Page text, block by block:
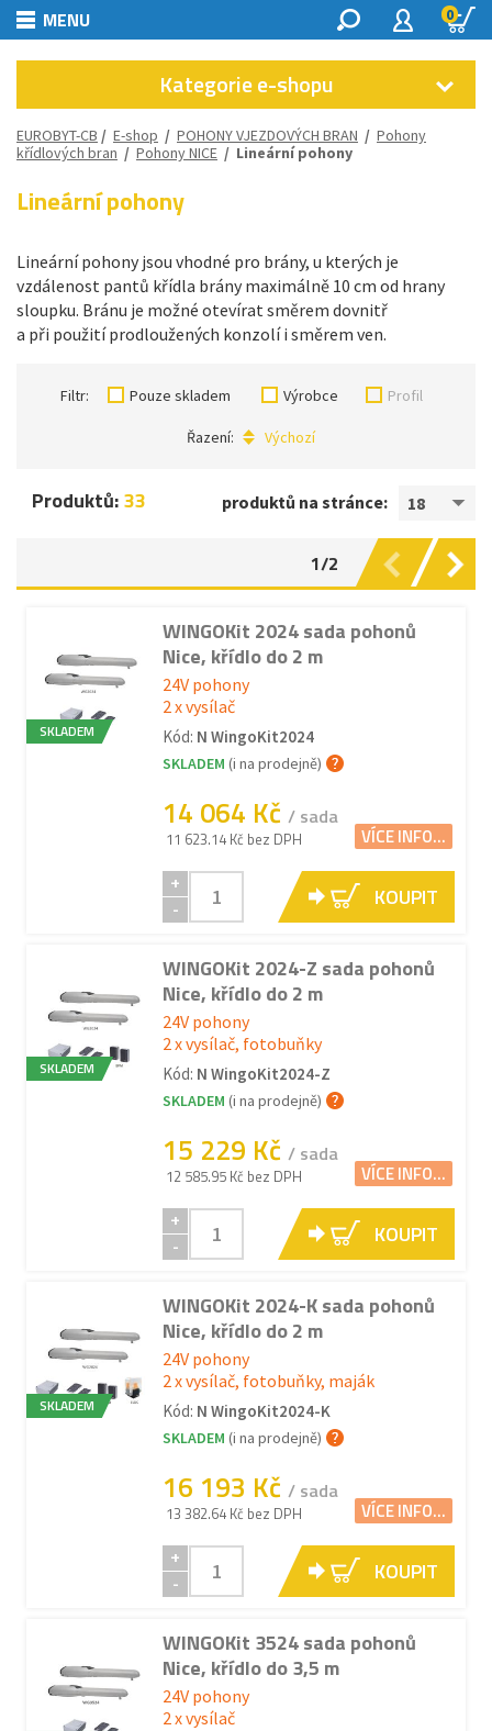
MENU 0
Kategorie e-shopu
EUROBYT-CB / E-shop / POHONY VJEZDOVÝCH BRAN / Pohony
křídlových bran / Pohony NICE / Lineární pohony
Lineární pohony
Lineární pohony jsou vhodné pro brány, u kterých je
vzdálenost pantů křídla brány maximálně 10 cm od hrany
sloupku. Bránu je možné otevírat směrem dovnitř
a při použití prodloužených konzolí i směrem ven.
Filtr: Pouze skladem Výrobce Profil
Řazení: Výchozí
produktů na stránce: 18
Produktů:33
1/2
SKLADEM
WINGOKit 2024 sada pohonů
Nice, křídlo do 2 m
24V pohony
2 x vysílač
Kód: N WingoKit2024
SKLADEM (i na prodejně)
14 064 Kč / sada
11 623.14 Kč bez DPH VÍCE INFO...
+
-
KOUPIT
SKLADEM
WINGOKit 2024-Z sada pohonů
Nice, křídlo do 2 m
24V pohony
2 x vysílač, fotobuňky
Kód: N WingoKit2024-Z
SKLADEM (i na prodejně)
15 229 Kč / sada
12 585.95 Kč bez DPH VÍCE INFO...
+
-
KOUPIT
SKLADEM
WINGOKit 2024-K sada pohonů
Nice, křídlo do 2 m
24V pohony
2 x vysílač, fotobuňky, maják
Kód: N WingoKit2024-K
SKLADEM (i na prodejně)
16 193 Kč / sada
13 382.64 Kč bez DPH VÍCE INFO...
+
-
KOUPIT
WINGOKit 3524 sada pohonů
Nice, křídlo do 3,5 m
24V pohony
2 x vysílač